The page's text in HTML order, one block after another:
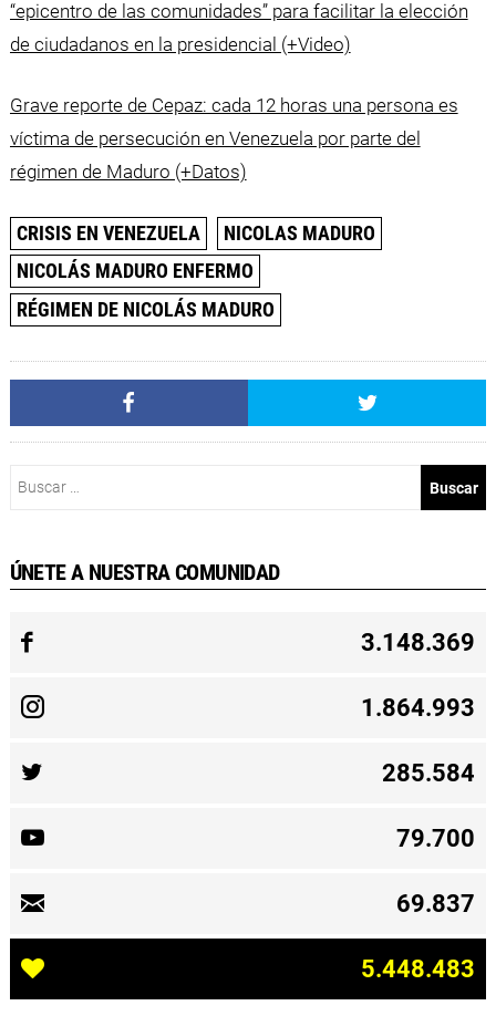
“epicentro de las comunidades” para facilitar la elección
de ciudadanos en la presidencial (+Video)
Grave reporte de Cepaz: cada 12 horas una persona es
víctima de persecución en Venezuela por parte del
régimen de Maduro (+Datos)
CRISIS EN VENEZUELA
NICOLAS MADURO
NICOLÁS MADURO ENFERMO
RÉGIMEN DE NICOLÁS MADURO
ÚNETE A NUESTRA COMUNIDAD
3.148.369
1.864.993
285.584
79.700
69.837
5.448.483